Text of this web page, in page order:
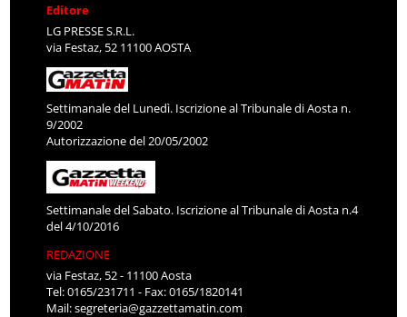
Editore
LG PRESSE S.R.L.
via Festaz, 52 11100 AOSTA
Settimanale del Lunedì. Iscrizione al Tribunale di Aosta n.
9/2002
Autorizzazione del 20/05/2002
Settimanale del Sabato. Iscrizione al Tribunale di Aosta n.4
del 4/10/2016
REDAZIONE
via Festaz, 52 - 11100 Aosta
Tel: 0165/231711 - Fax: 0165/1820141
Mail:segreteria@gazzettamatin.com